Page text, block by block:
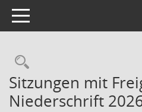
Toggle navigation
Rechercheauswahl
Sitzungen mit
Niederschrift